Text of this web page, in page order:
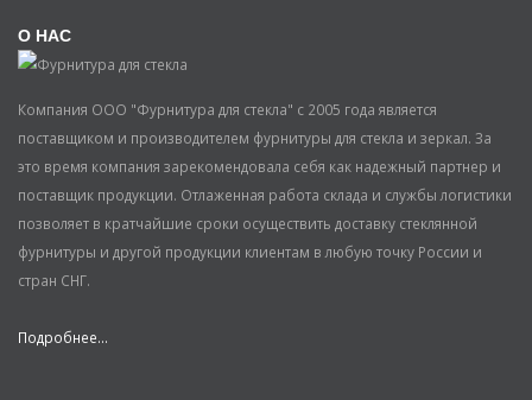
О НАС
Компания ООО "Фурнитура для стекла" с 2005 года является
поставщиком и производителем фурнитуры для стекла и зеркал. За
это время компания зарекомендовала себя как надежный партнер и
поставщик продукции. Отлаженная работа склада и службы логистики
позволяет в кратчайшие сроки осуществить доставку стеклянной
фурнитуры и другой продукции клиентам в любую точку России и
стран СНГ.
Подробнее...